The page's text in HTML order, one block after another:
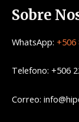
Sobre
WhatsApp: +506
Telefono: +506
Correo: